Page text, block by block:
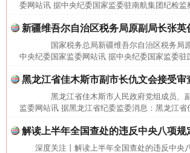
委网站讯 据中央纪委国家监委驻南航集团纪检
新疆维吾尔自治区税务局原副局长张英
国家税务总局新疆维吾尔自治区税务局
中央纪委国家监委网站讯 据中央纪委国家监委
黑龙江省佳木斯市副市长仇文会接受审
黑龙江省佳木斯市人民政府党组成员、
监委网站讯 据黑龙江省纪委监委消息：黑龙江
解读上半年全国查处的违反中央八项规
深度关注丨解读上半年全国查处的违反中央